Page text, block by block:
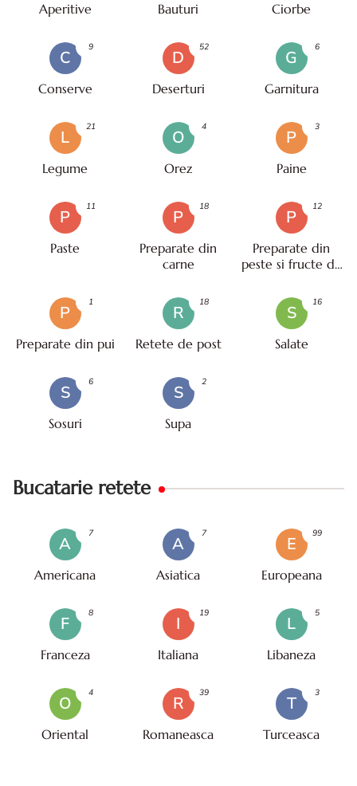
Aperitive Bauturi Ciorbe
C
Conserve
9
D
Deserturi
52
G
Garnitura
6
L
Legume
21
O
Orez
4
P
Paine
3
P
Paste
11
P
Preparate din
carne
18
P
Preparate din
peste si fructe de
12
P
Preparate din pui
1
R
Retete de post
18
S
Salate
16
S
Sosuri
6
S
Supa
2
Bucatarie retete
A
Americana
7
A
Asiatica
7
E
Europeana
99
F
Franceza
8
I
Italiana
19
L
Libaneza
5
O
Oriental
4
R
Romaneasca
39
T
Turceasca
3